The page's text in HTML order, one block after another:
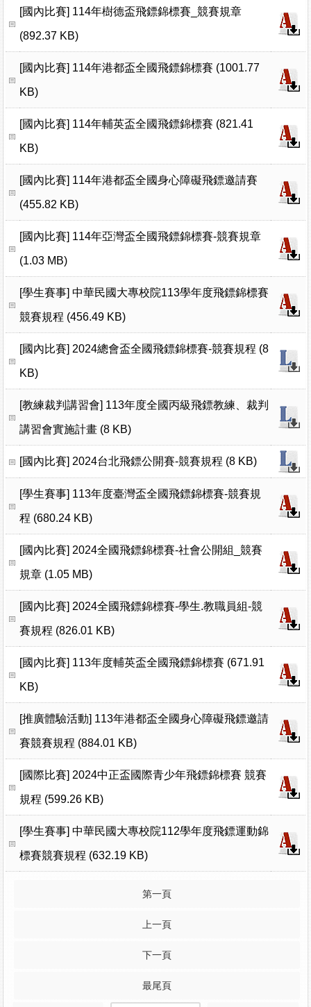
[國內比賽] 114年樹德盃飛鏢錦標賽_競賽規章
(892.37 KB)
[國內比賽] 114年港都盃全國飛鏢錦標賽 (1001.77
KB)
[國內比賽] 114年輔英盃全國飛鏢錦標賽 (821.41
KB)
[國內比賽] 114年港都盃全國身心障礙飛鏢邀請賽
(455.82 KB)
[國內比賽] 114年亞灣盃全國飛鏢錦標賽-競賽規章
(1.03 MB)
[學生賽事] 中華民國大專校院113學年度飛鏢錦標賽
競賽規程 (456.49 KB)
[國內比賽] 2024總會盃全國飛鏢錦標賽-競賽規程 (8
KB)
[教練裁判講習會] 113年度全國丙級飛鏢教練、裁判
講習會實施計畫 (8 KB)
[國內比賽] 2024台北飛鏢公開賽-競賽規程 (8 KB)
[學生賽事] 113年度臺灣盃全國飛鏢錦標賽-競賽規
程 (680.24 KB)
[國內比賽] 2024全國飛鏢錦標賽-社會公開組_競賽
規章 (1.05 MB)
[國內比賽] 2024全國飛鏢錦標賽-學生.教職員組-競
賽規程 (826.01 KB)
[國內比賽] 113年度輔英盃全國飛鏢錦標賽 (671.91
KB)
[推廣體驗活動] 113年港都盃全國身心障礙飛鏢邀請
賽競賽規程 (884.01 KB)
[國際比賽] 2024中正盃國際青少年飛鏢錦標賽 競賽
規程 (599.26 KB)
[學生賽事] 中華民國大專校院112學年度飛鏢運動錦
標賽競賽規程 (632.19 KB)
第一頁
上一頁
下一頁
最尾頁